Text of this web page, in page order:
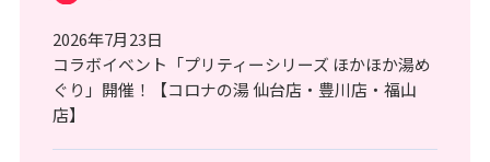
2026年7月23日
コラボイベント「プリティーシリーズ ほかほか湯め
ぐり」開催！【コロナの湯 仙台店・豊川店・福山
店】